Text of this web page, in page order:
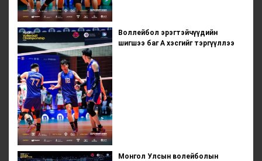
Воллейбол эрэгтэйчүүдийн
шигшээ баг А хэсгийг тэргүүллээ
Монгол Улсын волейболын